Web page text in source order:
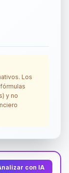
Los
y no
con IA